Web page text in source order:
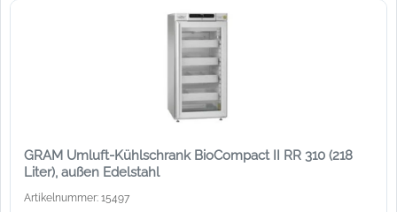
GRAM Umluft-Kühlschrank BioCompact II RR 310 (218
Liter), außen Edelstahl
Artikelnummer: 15497